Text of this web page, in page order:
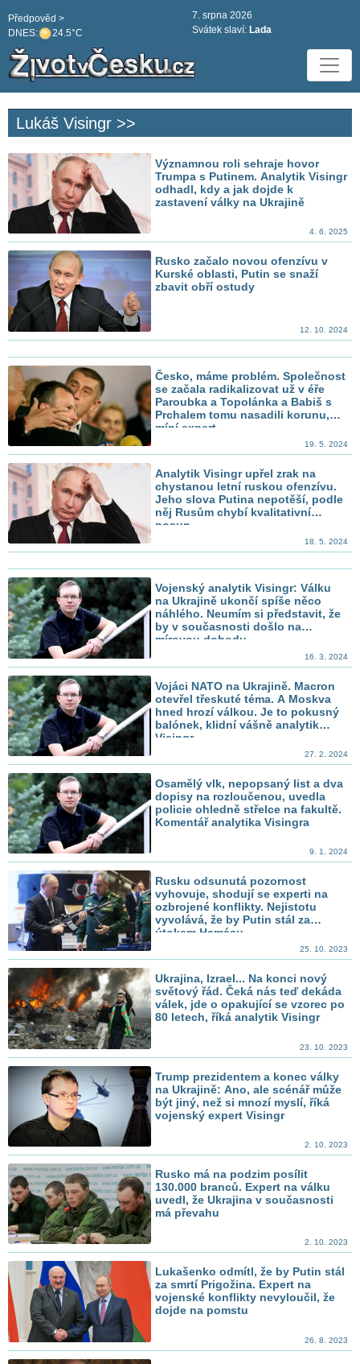
DNES: 24.5°C
Předpověd >
7. srpna 2026
Svátek slaví: Lada
Lukáš Visingr >>
Významnou roli sehraje hovor
Trumpa s Putinem. Analytik Visingr
odhadl, kdy a jak dojde k
zastavení války na Ukrajině
4. 6. 2025
Rusko začalo novou ofenzívu v
Kurské oblasti, Putin se snaží
zbavit obří ostudy
12. 10. 2024
Česko, máme problém. Společnost
se začala radikalizovat už v éře
Paroubka a Topolánka a Babiš s
Prchalem tomu nasadili korunu,
míní expert
19. 5. 2024
Analytik Visingr upřel zrak na
chystanou letní ruskou ofenzívu.
Jeho slova Putina nepotěší, podle
něj Rusům chybí kvalitativní
posun
18. 5. 2024
Vojenský analytik Visingr: Válku
na Ukrajině ukončí spíše něco
náhlého. Neumím si představit, že
by v současnosti došlo na
mírovou dohodu
16. 3. 2024
Vojáci NATO na Ukrajině. Macron
otevřel třeskuté téma. A Moskva
hned hrozí válkou. Je to pokusný
balónek, klidní vášně analytik
Visingr
27. 2. 2024
Osamělý vlk, nepopsaný list a dva
dopisy na rozloučenou, uvedla
policie ohledně střelce na fakultě.
Komentář analytika Visingra
9. 1. 2024
Rusku odsunutá pozornost
vyhovuje, shodují se experti na
ozbrojené konflikty. Nejistotu
vyvolává, že by Putin stál za
útokem Hamásu
25. 10. 2023
Ukrajina, Izrael... Na konci nový
světový řád. Čeká nás teď dekáda
válek, jde o opakující se vzorec po
80 letech, říká analytik Visingr
23. 10. 2023
Trump prezidentem a konec války
na Ukrajině: Ano, ale scénář může
být jiný, než si mnozí myslí, říká
vojenský expert Visingr
2. 10. 2023
Rusko má na podzim posílit
130.000 branců. Expert na válku
uvedl, že Ukrajina v současnosti
má převahu
2. 10. 2023
Lukašenko odmítl, že by Putin stál
za smrtí Prigožina. Expert na
vojenské konflikty nevyloučil, že
dojde na pomstu
26. 8. 2023